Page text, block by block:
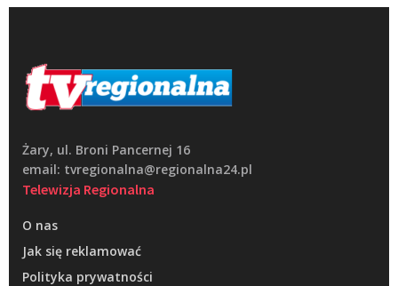
Żary, ul. Broni Pancernej 16
email: tvregionalna@regionalna24.pl
Telewizja Regionalna
O nas
Jak się reklamować
Polityka prywatności